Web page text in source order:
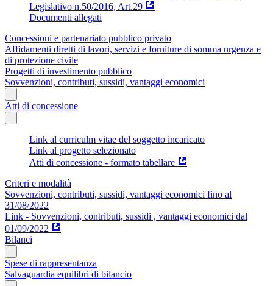
Legislativo n.50/2016, Art.29
Documenti allegati
Concessioni e partenariato pubblico privato
Affidamenti diretti di lavori, servizi e forniture di somma urgenza e
di protezione civile
Progetti di investimento pubblico
Sovvenzioni, contributi, sussidi, vantaggi economici
Atti di concessione
Link al curriculm vitae del soggetto incaricato
Link al progetto selezionato
Atti di concessione - formato tabellare
Criteri e modalità
Sovvenzioni, contributi, sussidi, vantaggi economici fino al
31/08/2022
Link - Sovvenzioni, contributi, sussidi , vantaggi economici dal
01/09/2022
Bilanci
Spese di rappresentanza
Salvaguardia equilibri di bilancio